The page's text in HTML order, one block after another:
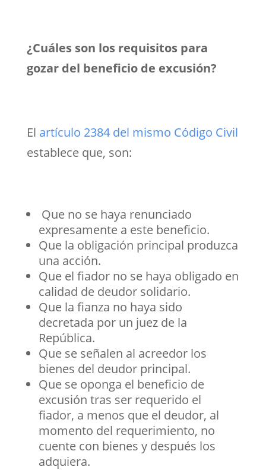
¿Cuáles son los requisitos para
gozar del beneficio de excusión?
El artículo 2384 del mismo Código Civil
establece que, son:
Que no se haya renunciado
expresamente a este beneficio.
Que la obligación principal produzca
una acción.
Que el fiador no se haya obligado en
calidad de deudor solidario.
Que la fianza no haya sido
decretada por un juez de la
República.
Que se señalen al acreedor los
bienes del deudor principal.
Que se oponga el beneficio de
excusión tras ser requerido el
fiador, a menos que el deudor, al
momento del requerimiento, no
cuente con bienes y después los
adquiera.